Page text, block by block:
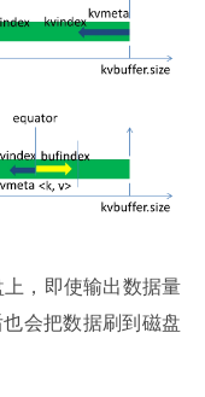
，即使输出数据量
会把数据刷到磁盘